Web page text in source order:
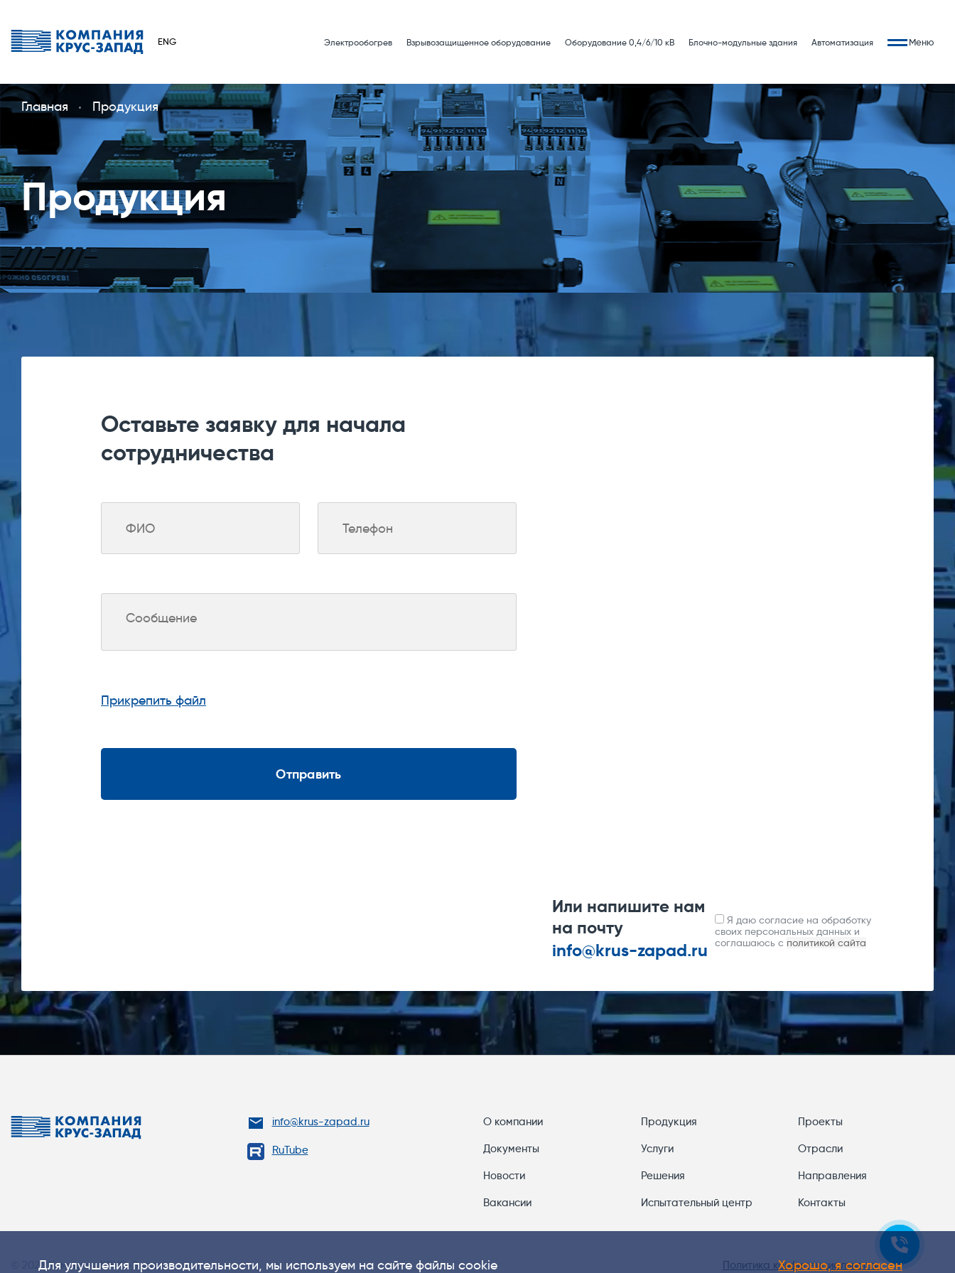
ENG Электрообогрев Взрывозащищенное оборудование Оборудование 0,4/6/10 кВ Блочно-модульные здания Автоматизация Меню
Главная Продукция
Продукция
Оставьте заявку для начала
сотрудничества
Прикрепить файл
Отправить
Или напишите нам
на почту
info@krus-zapad.ru
Я даю согласие на обработку
своих персональных данных и
соглашаюсь с политикой сайта
info@krus-zapad.ru
RuTube
О компании
Документы
Новости
Вакансии
Продукция
Услуги
Решения
Испытательный центр
Проекты
Отрасли
Направления
Контакты
© 2026 Компания КРУС-Запад Политика конфиденциальности
Для улучшения производительности, мы используем на сайте файлы cookie Хорошо, я согласен